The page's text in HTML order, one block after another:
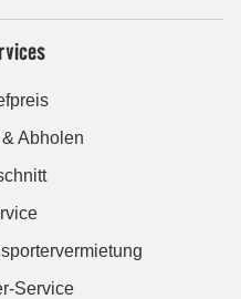
Abholen
Service